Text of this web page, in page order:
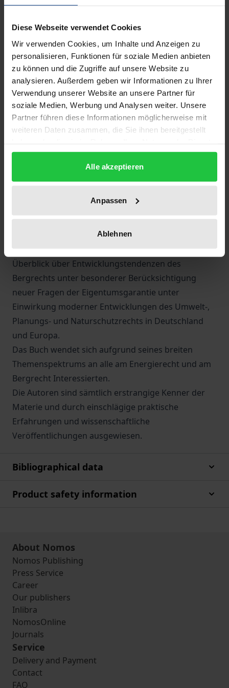
Diese Webseite verwendet Cookies
Wir verwenden Cookies, um Inhalte und Anzeigen zu
personalisieren, Funktionen für soziale Medien anbieten
zu können und die Zugriffe auf unsere Website zu
analysieren. Außerdem geben wir Informationen zu Ihrer
Verwendung unserer Website an unsere Partner für
soziale Medien, Werbung und Analysen weiter. Unsere
Partner führen diese Informationen möglicherweise mit
weiteren Daten zusammen, die Sie ihnen bereitgestellt
gesammelt haben.
Alle akzeptieren
Anpassen
Ablehnen
und internationales Berg- und Energierecht der
Technischen Universität Clausthal gehaltenen
überarbeiteten Vorträge zu hochaktuellen berg- und
energierechtlichen Themen. Baur untersucht
Rechtsfragen der ökologischen Energieversorgung
in Deutschland unter europarechtlichen
Rahmenbedingungen (PreussenElektra-Urteil des
EuGH). Baron behandelt Grundfragen der
Wettbewerbsaufsicht über die Strom- und
Novellierung des Energiewirtschaftsgesetzes 1998
erörtert Büdenbender die Einzelfragen der
Neuregelung über den Netzzugang in der
Gaswirtschaft. Abschließend gibt Kühne einen
Überblick über Entwicklungstendenzen des
Bergrechts unter besonderer Berücksichtigung
neuer Fragen der Eigentumsgarantie unter
Einwirkung moderner Entwicklungen des Umwelt-,
Planungs- und Naturschutzrechts in Deutschland
und Europa.
Das Buch wendet sich aufgrund seines breiten
Themenspektrums an alle am Energierecht und am
Bergrecht Interessierten.
Die Autoren sind sämtlich erstrangige Kenner der
Materie und durch einschlägige praktische
Erfahrungen und wissenschaftliche
Veröffentlichungen ausgewiesen.
Bibliographical data
Product safety information
About Nomos
Nomos Publishing
Press Service
Career
Our publishers
Inlibra
NomosOnline
Journals
Service
Delivery and Payment
Contact
FAQ